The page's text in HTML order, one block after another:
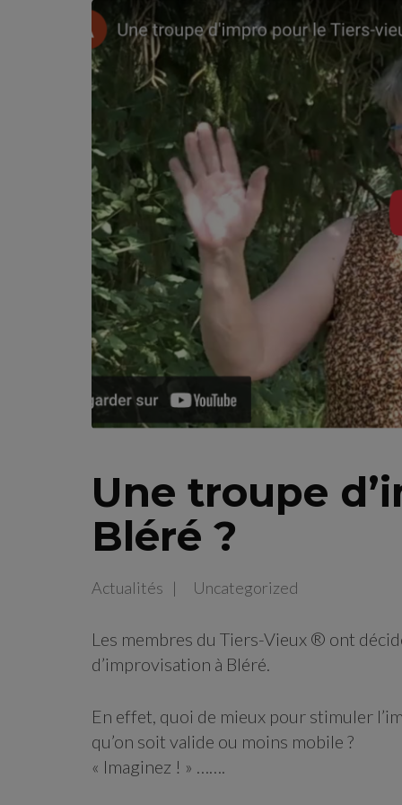
Une troupe
Bléré ?
Actualités Uncategorized
Les membres du Tiers-Vieux ® ont
d’improvisation à Bléré.
En effet, quoi de mieux pour stimuler
qu’on soit valide ou moins mobile ?
« Imaginez ! » …….